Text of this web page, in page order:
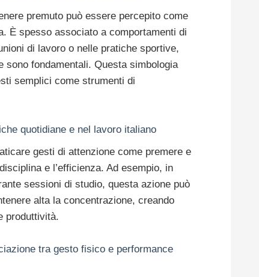
premuto può essere percepito come
È spesso associato a comportamenti di
di lavoro o nelle pratiche sportive,
fondamentali. Questa simbologia
semplici come strumenti di
quotidiane e nel lavoro italiano
gesti di attenzione come premere e
e l’efficienza. Ad esempio, in
sessioni di studio, questa azione può
alta la concentrazione, creando
produttività.
tra gesto fisico e performance